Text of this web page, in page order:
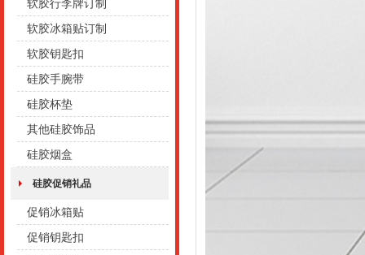
软胶行李牌订制
软胶冰箱贴订制
软胶钥匙扣
硅胶手腕带
硅胶杯垫
其他硅胶饰品
硅胶烟盒
硅胶促销礼品
促销冰箱贴
促销钥匙扣